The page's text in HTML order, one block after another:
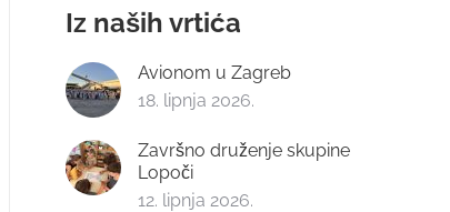
Iz naših vrtića
Avionom u Zagreb
18. lipnja 2026.
Završno druženje skupine
Lopoči
12. lipnja 2026.